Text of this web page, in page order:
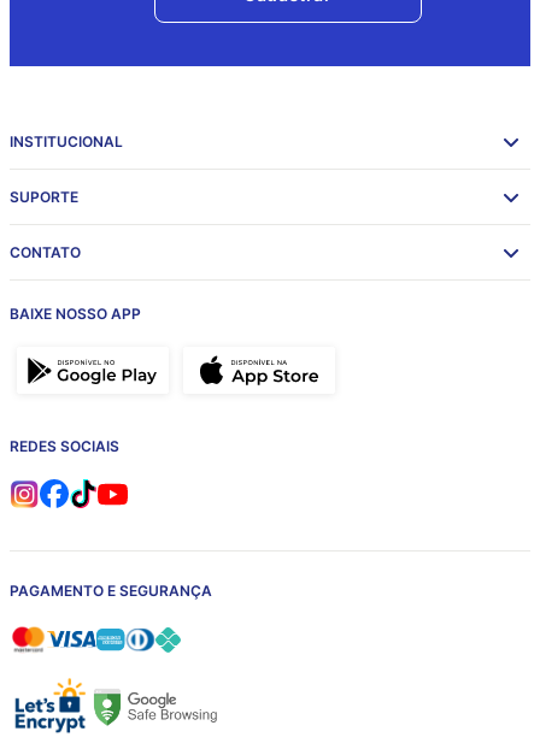
INSTITUCIONAL
SUPORTE
CONTATO
BAIXE NOSSO APP
REDES SOCIAIS
PAGAMENTO E SEGURANÇA